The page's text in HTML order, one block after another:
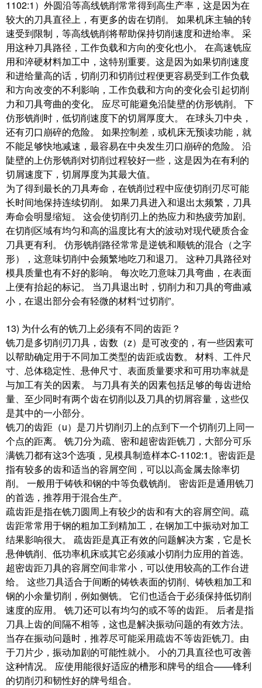
1102:1）外圆沿等高线铣削常常得到高生产率，这是因为在
较大的刀具直径上，有更多的齿在切削。 如果机床主轴的转
速受到限制，等高线铣削将帮助保持切削速度和进给率。 采
用这种刀具路径，工作负载和方向的变化也小。 在高速铣应
用和淬硬材料加工中，这特别重要。这是因为如果切削速度
和进给量高的话，切削刃和切削过程便更容易受到工作负载
和方向改变的不利影响，工作负载和方向的变化会引起切削
力和刀具弯曲的变化。 应尽可能避免沿陡壁的仿形铣削。 下
仿形铣削时，低切削速度下的切屑厚度大。 在球头刀中央，
还有刃口崩碎的危险。 如果控制差，或机床无预读功能，就
不能足够快地减速，最容易在中央发生刃口崩碎的危险。 沿
陡壁的上仿形铣削对切削过程较好一些，这是因为在有利的
切屑速度下，切屑厚度为其最大值。
为了得到最长的刀具寿命，在铣削过程中应使切削刃尽可能
长时间地保持连续切削。 如果刀具进入和退出太频繁，刀具
寿命会明显缩短。 这会使切削刃上的热应力和热疲劳加剧。
在切削区域有均匀和高的温度比有大的波动对现代硬质合金
刀具更有利。 仿形铣削路径常常是逆铣和顺铣的混合（之字
形），这意味切削中会频繁地吃刀和退刀。 这种刀具路径对
模具质量也有不好的影响。 每次吃刀意味刀具弯曲，在表面
上便有抬起的标记。 当刀具退出时，切削力和刀具的弯曲减
小，在退出部分会有轻微的材料“过切削”。
13) 为什么有的铣刀上必须有不同的齿距？
铣刀是多切削刃刀具，齿数（z）是可改变的，有一些因素可
以帮助确定用于不同加工类型的齿距或齿数。 材料、工件尺
寸、总体稳定性、悬伸尺寸、表面质量要求和可用功率就是
与加工有关的因素。 与刀具有关的因素包括足够的每齿进给
量、至少同时有两个齿在切削以及刀具的切屑容量，这些仅
是其中的一小部分。
铣刀的齿距（u）是刀片切削刃上的点到下一个切削刃上同一
个点的距离。 铣刀分为疏、密和超密齿距铣刀，大部分可乐
满铣刀都有这3个选项，见模具制造样本C-1102:1。密齿距是
指有较多的齿和适当的容屑空间，可以以高金属去除率切
削。 一般用于铸铁和钢的中等负载铣削。 密齿距是通用铣刀
的首选，推荐用于混合生产。
疏齿距是指在铣刀圆周上有较少的齿和有大的容屑空间。疏
齿距常常用于钢的粗加工到精加工，在钢加工中振动对加工
结果影响很大。 疏齿距是真正有效的问题解决方案，它是长
悬伸铣削、低功率机床或其它必须减小切削力应用的首选。
超密齿距刀具的容屑空间非常小，可以使用较高的工作台进
给。 这些刀具适合于间断的铸铁表面的切削、铸铁粗加工和
钢的小余量切削，例如侧铣。 它们也适合于必须保持低切削
速度的应用。 铣刀还可以有均匀的或不等的齿距。 后者是指
刀具上齿的间隔不相等，这也是解决振动问题的有效方法。
当存在振动问题时，推荐尽可能采用疏齿不等齿距铣刀。由
于刀片少，振动加剧的可能性就小。 小的刀具直径也可改善
这种情况。 应使用能很好适应的槽形和牌号的组合——锋利
的切削刃和韧性好的牌号组合。